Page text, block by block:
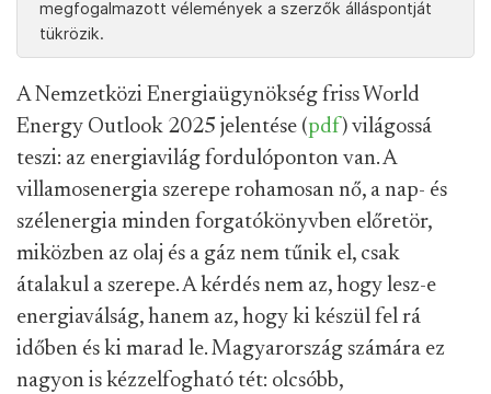
megfogalmazott vélemények a szerzők álláspontját
tükrözik.
A Nemzetközi Energiaügynökség friss World
Energy Outlook 2025 jelentése (pdf) világossá
teszi: az energiavilág fordulóponton van. A
villamosenergia szerepe rohamosan nő, a nap- és
szélenergia minden forgatókönyvben előretör,
miközben az olaj és a gáz nem tűnik el, csak
átalakul a szerepe. A kérdés nem az, hogy lesz-e
energiaválság, hanem az, hogy ki készül fel rá
időben és ki marad le. Magyarország számára ez
nagyon is kézzelfogható tét: olcsóbb,